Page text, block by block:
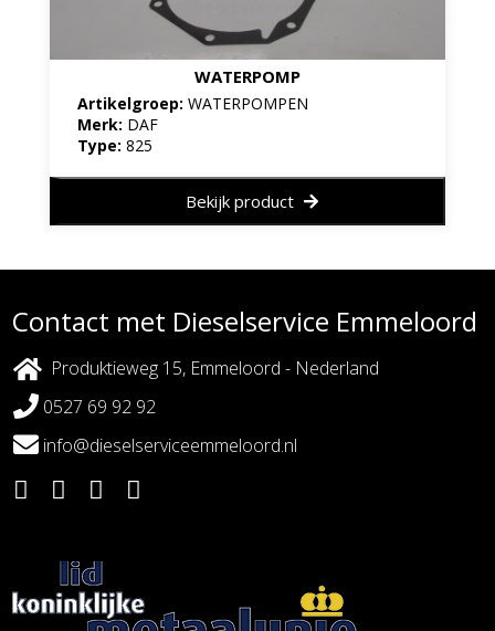
WATERPOMP
Artikelgroep: WATERPOMPEN
Merk: DAF
Type: 825
Bekijk product
Contact met Dieselservice Emmeloord
Produktieweg 15, Emmeloord - Nederland
0527 69 92 92
info@dieselserviceemmeloord.nl